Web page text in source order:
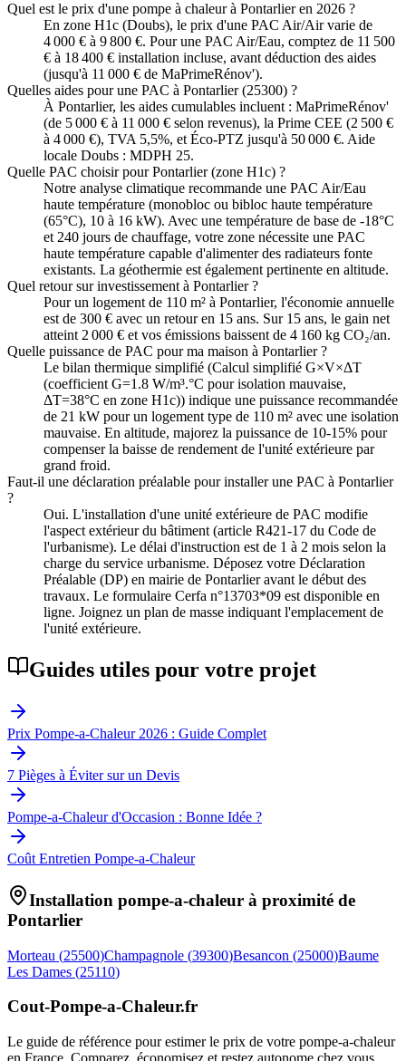
Quel est le prix d'une pompe à chaleur à Pontarlier en 2026 ?
En zone H1c (Doubs), le prix d'une PAC Air/Air varie de
4 000 € à 9 800 €. Pour une PAC Air/Eau, comptez de 11 500
€ à 18 400 € installation incluse, avant déduction des aides
(jusqu'à 11 000 € de MaPrimeRénov').
Quelles aides pour une PAC à Pontarlier (25300) ?
À Pontarlier, les aides cumulables incluent : MaPrimeRénov'
(de 5 000 € à 11 000 € selon revenus), la Prime CEE (2 500 €
à 4 000 €), TVA 5,5%, et Éco-PTZ jusqu'à 50 000 €. Aide
locale Doubs : MDPH 25.
Quelle PAC choisir pour Pontarlier (zone H1c) ?
Notre analyse climatique recommande une PAC Air/Eau
haute température (monobloc ou bibloc haute température
(65°C), 10 à 16 kW). Avec une température de base de -18°C
et 240 jours de chauffage, votre zone nécessite une PAC
haute température capable d'alimenter des radiateurs fonte
existants. La géothermie est également pertinente en altitude.
Quel retour sur investissement à Pontarlier ?
Pour un logement de 110 m² à Pontarlier, l'économie annuelle
est de 300 € avec un retour en 15 ans. Sur 15 ans, le gain net
atteint 2 000 € et vos émissions baissent de 4 160 kg CO₂/an.
Quelle puissance de PAC pour ma maison à Pontarlier ?
Le bilan thermique simplifié (Calcul simplifié G×V×ΔT
(coefficient G=1.8 W/m³.°C pour isolation mauvaise,
ΔT=38°C en zone H1c)) indique une puissance recommandée
de 21 kW pour un logement type de 110 m² avec une isolation
mauvaise. En altitude, majorez la puissance de 10-15% pour
compenser la baisse de rendement de l'unité extérieure par
grand froid.
Faut-il une déclaration préalable pour installer une PAC à Pontarlier
?
Oui. L'installation d'une unité extérieure de PAC modifie
l'aspect extérieur du bâtiment (article R421-17 du Code de
l'urbanisme). Le délai d'instruction est de 1 à 2 mois selon la
charge du service urbanisme. Déposez votre Déclaration
Préalable (DP) en mairie de Pontarlier avant le début des
travaux. Le formulaire Cerfa n°13703*09 est disponible en
ligne. Joignez un plan de masse indiquant l'emplacement de
l'unité extérieure.
Guides utiles pour votre projet
Prix Pompe-a-Chaleur 2026 : Guide Complet
7 Pièges à Éviter sur un Devis
Pompe-a-Chaleur d'Occasion : Bonne Idée ?
Coût Entretien Pompe-a-Chaleur
Installation pompe-a-chaleur à proximité de
Pontarlier
Morteau (25500)Champagnole (39300)Besancon (25000)Baume
Les Dames (25110)
Cout-Pompe-a-Chaleur.fr
Le guide de référence pour estimer le prix de votre pompe-a-chaleur
en France. Comparez, économisez et restez autonome chez vous.